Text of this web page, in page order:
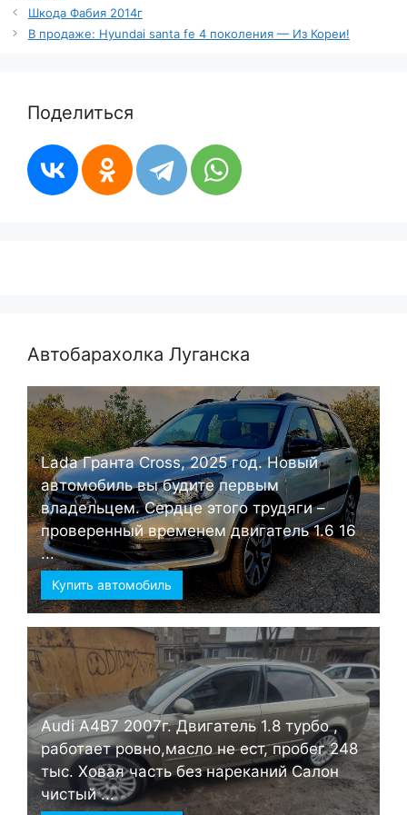
Шкода Фабия 2014г
В продаже: Hyundai santa fe 4 поколения — Из Кореи!
Поделиться
Автобарахолка Луганска
Lada Гранта Cross, 2025 год. Новый
автомобиль вы будите первым
владельцем. Сердце этого трудяги –
проверенный временем двигатель 1.6 16
...
Купить автомобиль
Audi А4B7 2007г. Двигатель 1.8 турбо ,
работает ровно,масло не ест, пробег 248
тыс. Ховая часть без нареканий Салон
чистый ...